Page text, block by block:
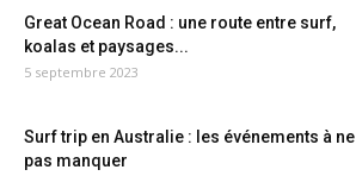
Great Ocean Road : une route entre surf,
koalas et paysages...
5 septembre 2023
Surf trip en Australie : les événements à ne
pas manquer